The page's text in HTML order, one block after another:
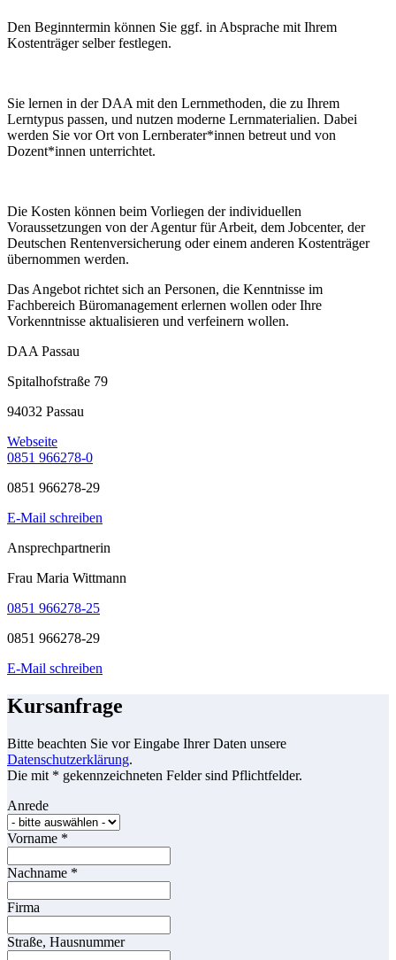
Den Beginntermin können Sie ggf. in Absprache mit Ihrem
Kostenträger selber festlegen.
Sie lernen in der DAA mit den Lernmethoden, die zu Ihrem
Lerntypus passen, und nutzen moderne Lernmaterialien. Dabei
werden Sie vor Ort von Lernberater*innen betreut und von
Dozent*innen unterrichtet.
Die Kosten können beim Vorliegen der individuellen
Voraussetzungen von der Agentur für Arbeit, dem Jobcenter, der
Deutschen Rentenversicherung oder einem anderen Kostenträger
übernommen werden.
Das Angebot richtet sich an Personen, die Kenntnisse im
Fachbereich Büromanagement erlernen wollen oder Ihre
Vorkenntnisse aktualisieren und verfeinern wollen.
DAA Passau
Spitalhofstraße 79
94032 Passau
Webseite
0851 966278-0
0851 966278-29
E-Mail schreiben
Ansprechpartnerin
Frau Maria Wittmann
0851 966278-25
0851 966278-29
E-Mail schreiben
Kursanfrage
Bitte beachten Sie vor Eingabe Ihrer Daten unsere
Datenschutzerklärung.
Die mit * gekennzeichneten Felder sind Pflichtfelder.
Anrede
Vorname *
Nachname *
Firma
Straße, Hausnummer